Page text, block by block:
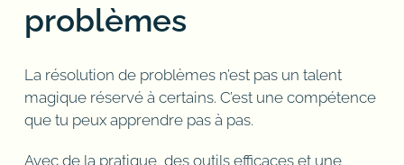
problèmes
La résolution de problèmes n’est pas un talent
magique réservé à certains. C’est une compétence
que tu peux apprendre pas à pas.
Avec de la pratique, des outils efficaces et une